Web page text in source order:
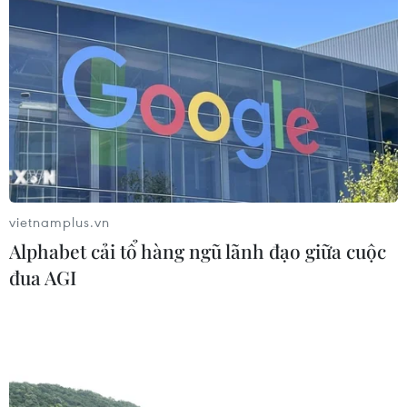
Thứ trưởng Bộ Tài chính nói về áp
lực giá cả khi tăng lương cơ sở từ
1/7/2026
03/08/2026 13:08
Bộ Tài chính: Thu hút đầu tư nước
ngoài thúc đẩy tăng trưởng hai con
số
vietnamplus.vn
Alphabet cải tổ hàng ngũ lãnh đạo giữa cuộc
đua AGI